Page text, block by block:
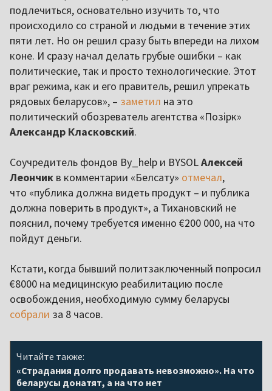
подлечиться, основательно изучить то, что
происходило со страной и людьми в течение этих
пяти лет. Но он решил сразу быть впереди на лихом
коне. И сразу начал делать грубые ошибки – как
политические, так и просто технологические. Этот
враг режима, как и его правитель, решил упрекать
рядовых беларусов», – заметил на это
политический обозреватель агентства «Позірк»
Александр Класковский.
Соучредитель фондов By_help и BYSOLАлексей
Леончик в комментарии «Белсату» отмечал,
что «публика должна видеть продукт – и публика
должна поверить в продукт», а Тихановский не
пояснил, почему требуется именно €200 000, на что
пойдут деньги.
Кстати, когда бывший политзаключенный попросил
€8000 на медицинскую реабилитацию после
освобождения, необходимую сумму беларусы
собрали за 8 часов.
Читайте также:
«Страдания долго продавать невозможно». На что
беларусы донатят, а на что нет